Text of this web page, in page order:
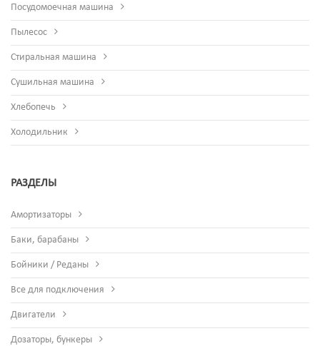
Посудомоечная машина
Пылесос
Стиральная машина
Сушильная машина
Хлебопечь
Холодильник
РАЗДЕЛЫ
Амортизаторы
Баки, барабаны
Бойники / Реданы
Все для подключения
Двигатели
Дозаторы, бункеры